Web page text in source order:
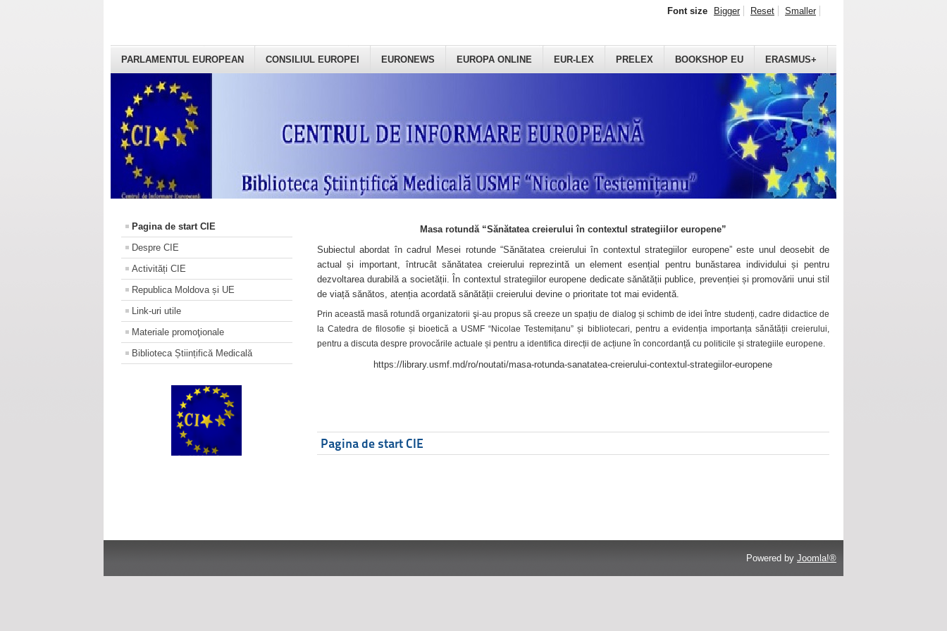
PARLAMENTUL EUROPEAN CONSILIUL EUROPEI EURONEWS EUROPA ONLINE EUR-LEX PRELEX BOOKSHOP EU ERASMUS+
Font size Bigger Reset Smaller
Pagina de start CIE
Despre CIE
Activități CIE
Republica Moldova și UE
Link-uri utile
Materiale promoţionale
Biblioteca Științifică Medicală
Masa rotundă “Sănătatea creierului în contextul strategiilor europene”
Subiectul abordat în cadrul Mesei rotunde “Sănătatea creierului în contextul strategiilor europene” este unul deosebit de
actual și important, întrucât sănătatea creierului reprezintă un element esențial pentru bunăstarea individului și pentru
dezvoltarea durabilă a societății. În contextul strategiilor europene dedicate sănătății publice, prevenției și promovării unui stil
de viață sănătos, atenția acordată sănătății creierului devine o prioritate tot mai evidentă.
Prin această masă rotundă organizatorii şi-au propus să creeze un spațiu de dialog și schimb de idei între studenți, cadre didactice de
la Catedra de filosofie și bioetică a USMF “Nicolae Testemițanu” și bibliotecari, pentru a evidenția importanța sănătății creierului,
pentru a discuta despre provocările actuale și pentru a identifica direcții de acțiune în concordanță cu politicile și strategiile europene.
https://library.usmf.md/ro/noutati/masa-rotunda-sanatatea-creierului-contextul-strategiilor-europene
Pagina de start CIE
Powered by Joomla!®